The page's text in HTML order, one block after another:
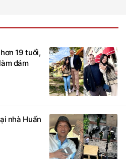
19 tuổi,
đám
nhà Huấn